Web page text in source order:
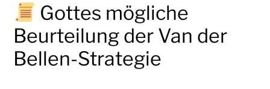
Gottes mögliche
Beurteilung der Van der
Bellen-Strategie